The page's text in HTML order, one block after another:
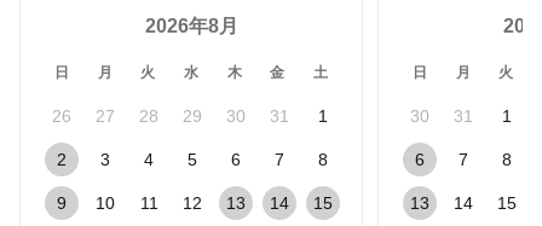
2026年8月
日 月 火 水 木 金 土
26 27 28 29 30 31 1
2 3 4 5 6 7 8
9 10 11 12 13 14 15
日 月 火
30 31 1
6 7 8
13 14 15